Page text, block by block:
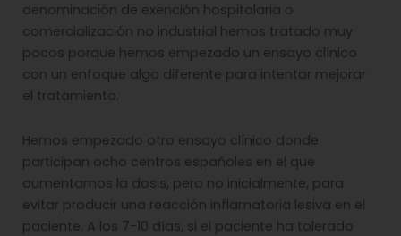
denominación de exención hospitalaria o
comercialización no industrial hemos tratado muy
pocos porque hemos empezado un ensayo clínico
con un enfoque algo diferente para intentar mejorar
el tratamiento.
Hemos empezado otro ensayo clínico donde
participan ocho centros españoles en el que
aumentamos la dosis, pero no inicialmente, para
evitar producir una reacción inflamatoria lesiva en el
paciente. A los 7-10 días, si el paciente ha tolerado